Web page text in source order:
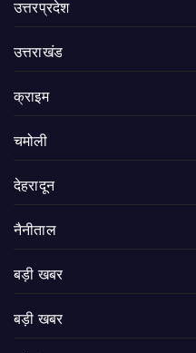
उत्तरप्रदेश
उत्तराखंड
क्राइम
चमोली
देहरादून
नैनीताल
बड़ी खबर
बड़ी खबर